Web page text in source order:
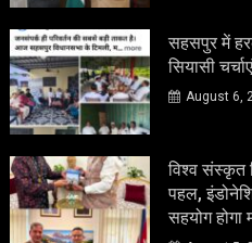
सहसपुर में
सियासी चर्चाएं
August 6,
विश्व संस्कृत
पहल,
सहयोग